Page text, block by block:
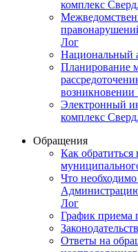
комплекс
Лог
Национальный
Планирование
Электронный
комплекс
Обращения
Как
Что
Лог
График приема
Ответы на